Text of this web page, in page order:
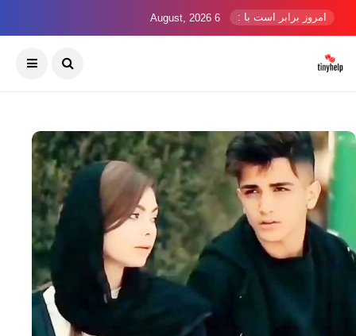
امروز برابر است با : 6 August, 2026